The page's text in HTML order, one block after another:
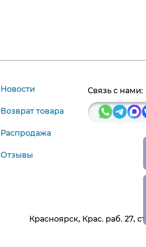
Новости
Возврат товара
Распродажа
Отзывы
Связь с нами:
Красноярск, Крас. раб. 27, ст